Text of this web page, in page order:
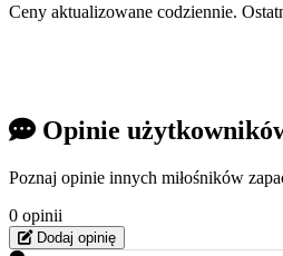
Ceny aktualizowane codziennie.
Opinie
Poznaj opinie innych miłośników
0 opinii
Dodaj opinię